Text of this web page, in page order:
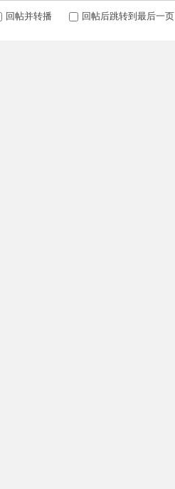
回帖并转播 回帖后跳转到最后一页